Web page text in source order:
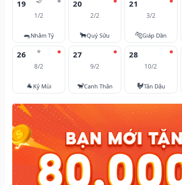
19
1/2
🐀Nhâm Tý
20
2/2
🐂Quý Sửu
21
3/2
🐅Giáp Dần
⭐
26
8/2
🐐 Kỷ Mùi
27
9/2
🐒Canh Thân
28
10/2
🐓Tân Dậu